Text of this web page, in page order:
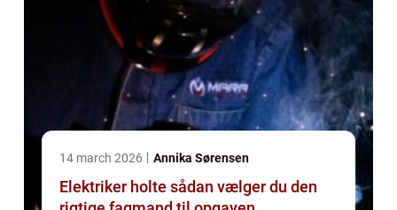
14 march 2026 Annika Sørensen
Elektriker holte sådan vælger du den